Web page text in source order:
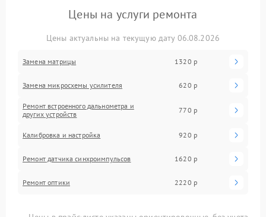
Цены на услуги ремонта
Цены актуальны на текущую дату 06.08.2026
Замена матрицы 1320 р
Замена микросхемы усилителя 620 р
Ремонт встроенного дальнометра и
других устройств
770 р
Калибровка и настройка 920 р
Ремонт датчика синхроимпульсов 1620 р
Ремонт оптики 2220 р